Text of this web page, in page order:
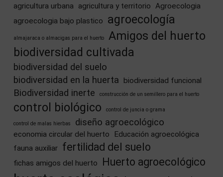
agricultura urbana agricultura y territorio Agroecologia
agroecologia bajo plastico
agroecología
almajaraca o almacigas para el huerto
Amigos del huerto
biodiversidad cultivada
biodiversidad del suelo
biodiversidad en la huerta
biodiversidad funcional
Biodiversidad inerte construcción de un semillero para el huerto
control biológico control de juncia o grama
control de malas hierbas diseño agroecológico
economia circular del huerto
Educación agroecológica
fauna auxiliar fertilidad del suelo
fichas amigos del huerto Huerto agroecológico